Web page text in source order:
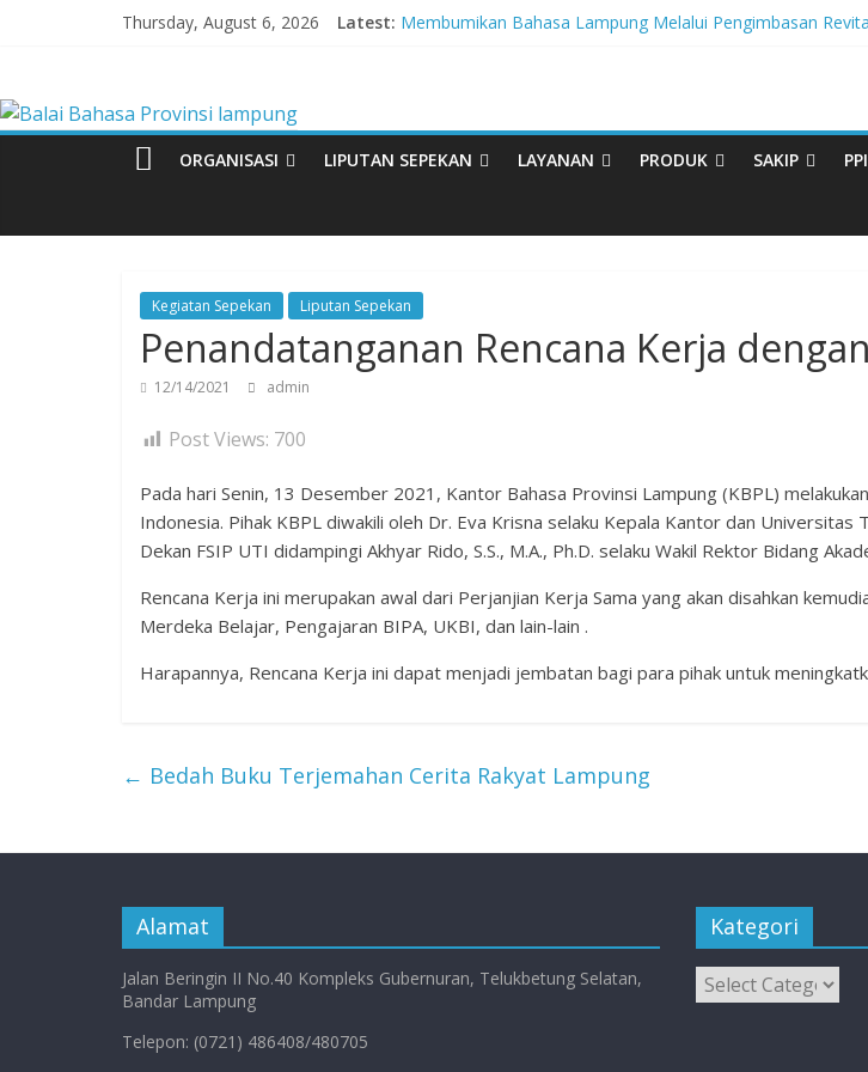
Thursday, August 6, 2026 Latest: Membumikan Bahasa Lampung Melalui Pengimbasan
Babak Final Festival Musikalisasi Puisi Kembali Digelar
Balai
Bahasa
Provinsi
lampung
Badan
Pembinaan
ORGANISASI LIPUTAN SEPEKAN LAYANAN PRODUK SAKIP
Kegiatan Sepekan Liputan Sepekan
Penandatanganan Rencana Kerja
12/14/2021 admin
Post Views: 700
Pada hari Senin, 13 Desember 2021, Kantor Bahasa Provinsi Lampung (KBPL)
Indonesia. Pihak KBPL diwakili oleh Dr. Eva Krisna selaku Kepala Kantor dan
Dekan FSIP UTI didampingi Akhyar Rido, S.S., M.A., Ph.D. selaku Wakil Rektor Bidang
Rencana Kerja ini merupakan awal dari Perjanjian Kerja Sama yang akan disahkan
Merdeka Belajar, Pengajaran BIPA, UKBI, dan lain-lain .
Harapannya, Rencana Kerja ini dapat menjadi jembatan bagi para pihak untuk
← Bedah Buku Terjemahan Cerita Rakyat Lampung
Alamat
Jalan Beringin II No.40 Kompleks Gubernuran, Telukbetung Selatan,
Bandar Lampung
Telepon: (0721) 486408/480705
Kategori
Kategori